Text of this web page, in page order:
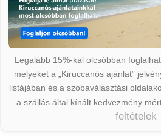
Legalább 15%-kal olcsóbban
melyeket a „Kiruccanós ajánlat”
listájában és a szobaválasztási
a szállás által kínált kedvezmény
feltételek